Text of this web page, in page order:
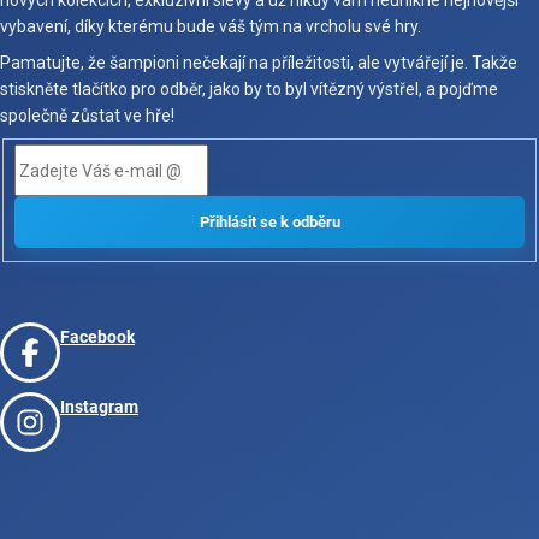
vybavení, díky kterému bude váš tým na vrcholu své hry.
Pamatujte, že šampioni nečekají na příležitosti, ale vytvářejí je. Takže
stiskněte tlačítko pro odběr, jako by to byl vítězný výstřel, a pojďme
společně zůstat ve hře!
Facebook
Instagram